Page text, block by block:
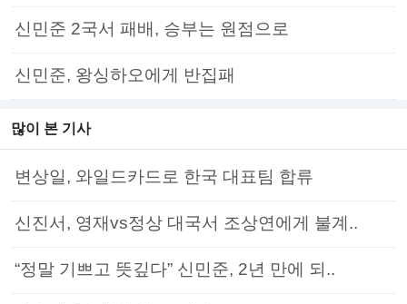
신민준 2국서 패배, 승부는 원점으로
신민준, 왕싱하오에게 반집패
많이 본 기사
변상일, 와일드카드로 한국 대표팀 합류
신진서, 영재vs정상 대국서 조상연에게 불계..
“정말 기쁘고 뜻깊다” 신민준, 2년 만에 되..